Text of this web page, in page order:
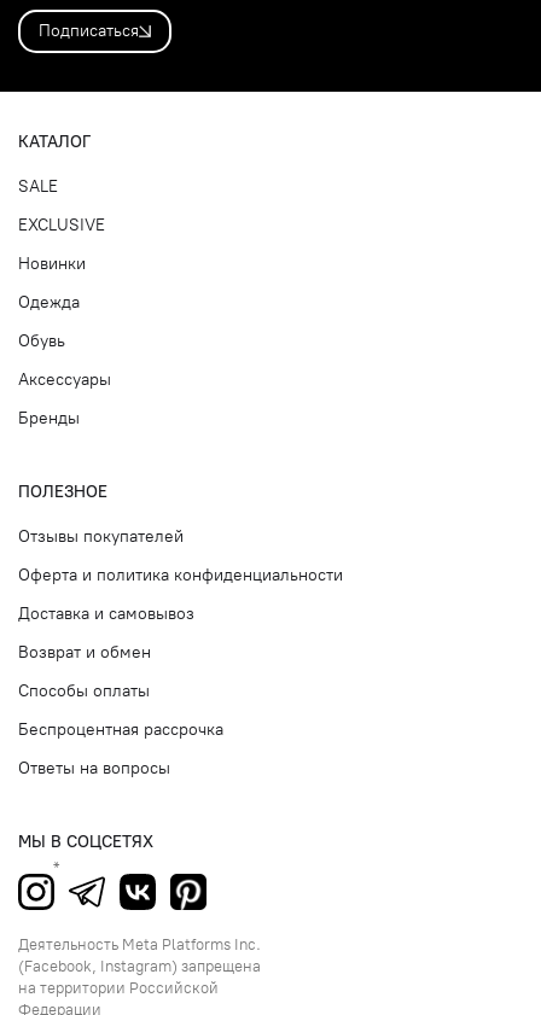
Подписаться
КАТАЛОГ
SALE
EXCLUSIVE
Новинки
Одежда
Обувь
Аксессуары
Бренды
ПОЛЕЗНОЕ
Отзывы покупателей
Оферта и политика конфиденциальности
Доставка и самовывоз
Возврат и обмен
Способы оплаты
Беспроцентная рассрочка
Ответы на вопросы
МЫ В СОЦСЕТЯХ
Деятельность Meta Platforms Inc.
(Facebook, Instagram) запрещена
на территории Российской
Федерации